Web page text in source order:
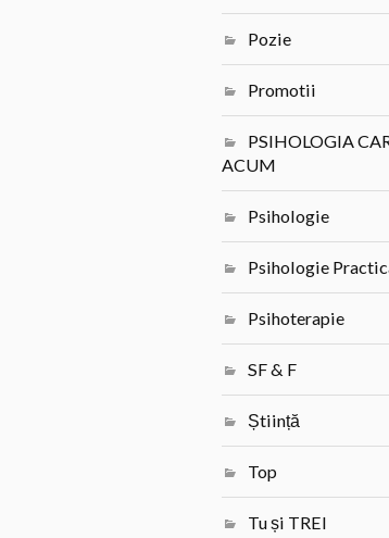
Pozie
Promotii
PSIHOLOGIA
ACUM
Psihologie
Psihologie
Psihoterapie
SF & F
Știință
Top
Tu și TREI